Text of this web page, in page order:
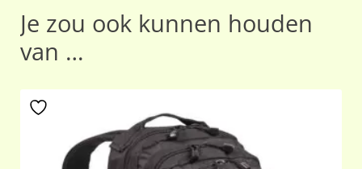
Je zou ook kunnen houden
van …